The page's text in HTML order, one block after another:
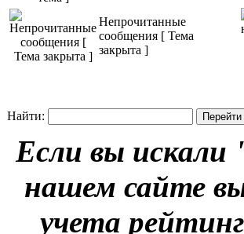
Непрочитанные
сообщения [ Тема
закрыта ]
Найти:
Если вы искали
нашем сайте
учета